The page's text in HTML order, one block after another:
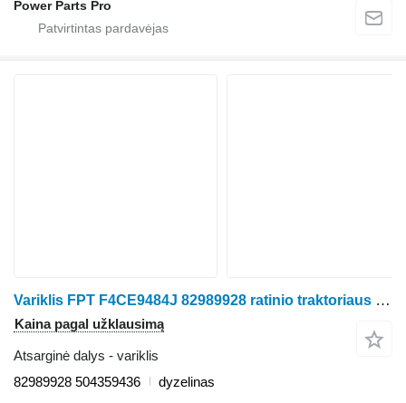
Power Parts Pro
Variklis FPT F4CE9484J 82989928 ratinio traktoriaus Case IH Farmall
Kaina pagal užklausimą
Atsarginė dalys - variklis
82989928 504359436
dyzelinas